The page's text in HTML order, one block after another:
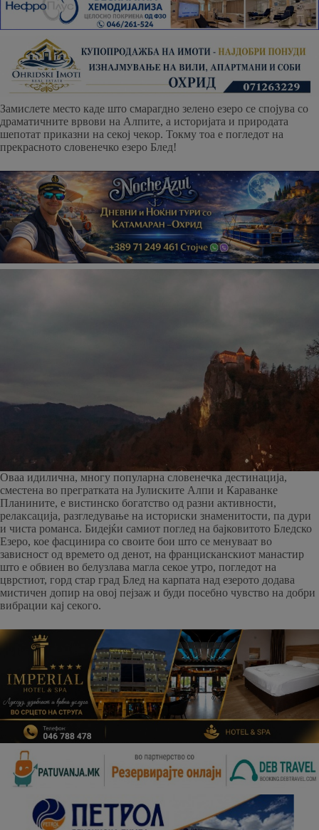
Замислете место каде што смарагдно зелено езеро се спојува со
драматичните врвови на Алпите, а историјата и природата
шепотат приказни на секој чекор. Токму тоа е погледот на
прекрасното словенечко езеро Блед!
Оваа идилична, многу популарна словенечка дестинација,
сместена во прегратката на Јулиските Алпи и Караванке
Планините, е вистинско богатство од разни активности,
релаксација, разгледување на историски знаменитости, па дури
и чиста романса. Бидејќи самиот поглед на бајковитото Бледско
Езеро, кое фасцинира со своите бои што се менуваат во
зависност од времето од денот, на францисканскиот манастир
што е обвиен во белузлава магла секое утро, погледот на
цврстиот, горд стар град Блед на карпата над езерото додава
мистичен допир на овој пејзаж и буди посебно чувство на добри
вибрации кај секого.